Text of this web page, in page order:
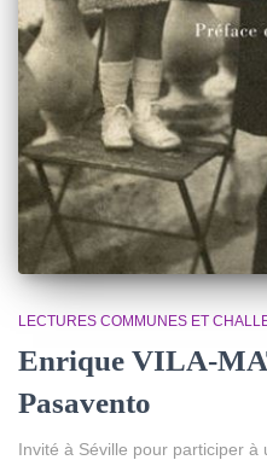
LECTURES COMMUNES ET
Enrique VILA-
Pasavento
Invité à Séville pour participer